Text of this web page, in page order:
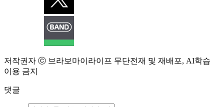
저작권자 ⓒ 브라보마이라이프 무단전재 및 재배포, AI학습
이용 금지
댓글